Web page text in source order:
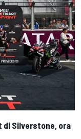
di Silverstone, ora